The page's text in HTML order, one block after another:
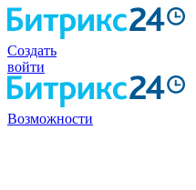
Создать
войти
Возможности